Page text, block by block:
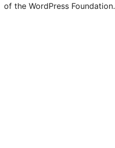
of the WordPress Foundation.